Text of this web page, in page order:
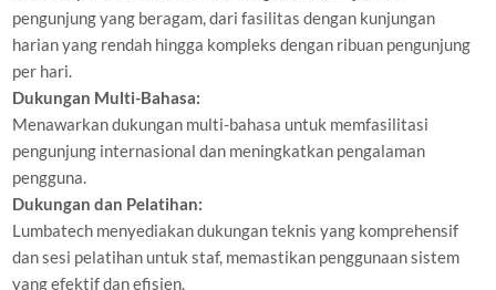
pengunjung yang beragam, dari fasilitas dengan kunjungan
harian yang rendah hingga kompleks dengan ribuan pengunjung
per hari.
Dukungan Multi-Bahasa:
Menawarkan dukungan multi-bahasa untuk memfasilitasi
pengunjung internasional dan meningkatkan pengalaman
pengguna.
Dukungan dan Pelatihan:
Lumbatech menyediakan dukungan teknis yang komprehensif
dan sesi pelatihan untuk staf, memastikan penggunaan sistem
yang efektif dan efisien.